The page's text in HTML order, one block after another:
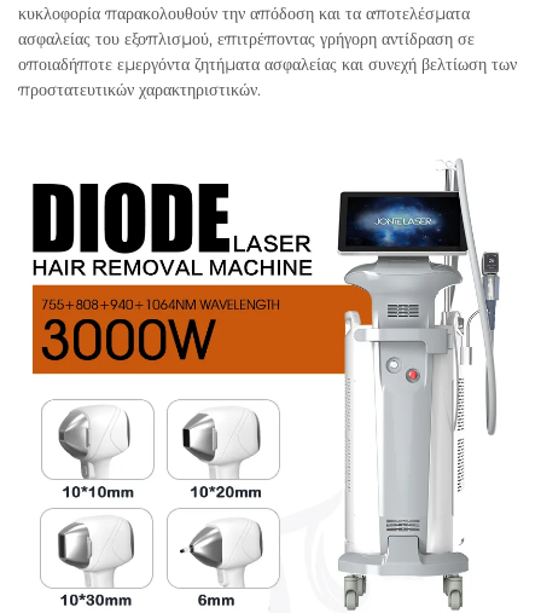
κυκλοφορία παρακολουθούν την απόδοση και τα αποτελέσματα
ασφαλείας του εξοπλισμού, επιτρέποντας γρήγορη αντίδραση σε
οποιαδήποτε εμεργόντα ζητήματα ασφαλείας και συνεχή βελτίωση των
προστατευτικών χαρακτηριστικών.